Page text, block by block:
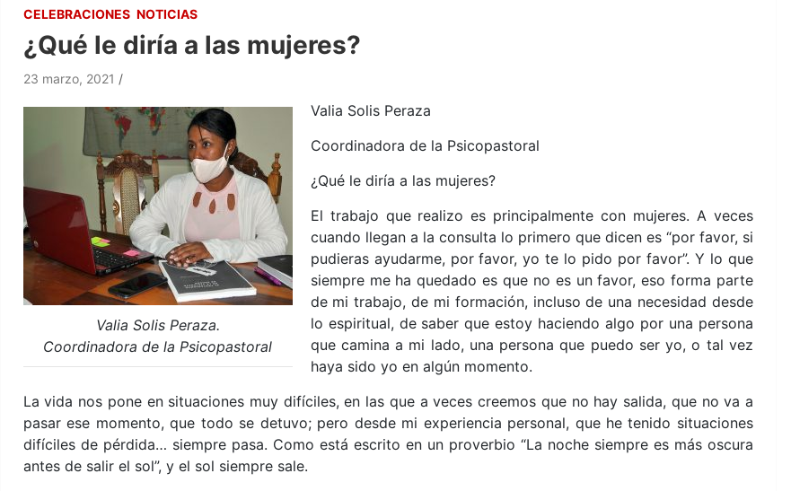
CELEBRACIONES NOTICIAS
¿Qué le diría a las mujeres?
23 marzo, 2021
Valia Solis Peraza.
Coordinadora de la Psicopastoral
Valia Solis Peraza
Coordinadora de la Psicopastoral
¿Qué le diría a las mujeres?
El trabajo que realizo es principalmente con mujeres. A veces
cuando llegan a la consulta lo primero que dicen es “por favor, si
pudieras ayudarme, por favor, yo te lo pido por favor”. Y lo que
siempre me ha quedado es que no es un favor, eso forma parte
de mi trabajo, de mi formación, incluso de una necesidad desde
lo espiritual, de saber que estoy haciendo algo por una persona
que camina a mi lado, una persona que puedo ser yo, o tal vez
haya sido yo en algún momento.
La vida nos pone en situaciones muy difíciles, en las que a veces creemos que no hay salida, que no va a
pasar ese momento, que todo se detuvo; pero desde mi experiencia personal, que he tenido situaciones
difíciles de pérdida… siempre pasa. Como está escrito en un proverbio “La noche siempre es más oscura
antes de salir el sol”, y el sol siempre sale.